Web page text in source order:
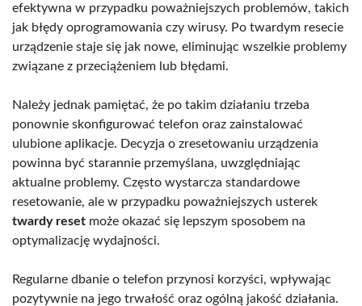
efektywna w przypadku poważniejszych problemów, takich
jak błędy oprogramowania czy wirusy. Po twardym resecie
urządzenie staje się jak nowe, eliminując wszelkie problemy
związane z przeciążeniem lub błędami.
Należy jednak pamiętać, że po takim działaniu trzeba
ponownie skonfigurować telefon oraz zainstalować
ulubione aplikacje. Decyzja o zresetowaniu urządzenia
powinna być starannie przemyślana, uwzględniając
aktualne problemy. Często wystarcza standardowe
resetowanie, ale w przypadku poważniejszych usterek
twardy reset może okazać się lepszym sposobem na
optymalizację wydajności.
Regularne dbanie o telefon przynosi korzyści, wpływając
pozytywnie na jego trwałość oraz ogólną jakość działania.